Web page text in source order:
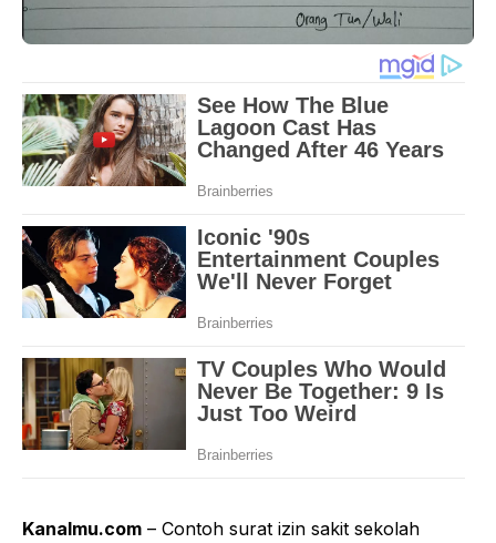
Kanalmu.com – Contoh surat izin sakit sekolah